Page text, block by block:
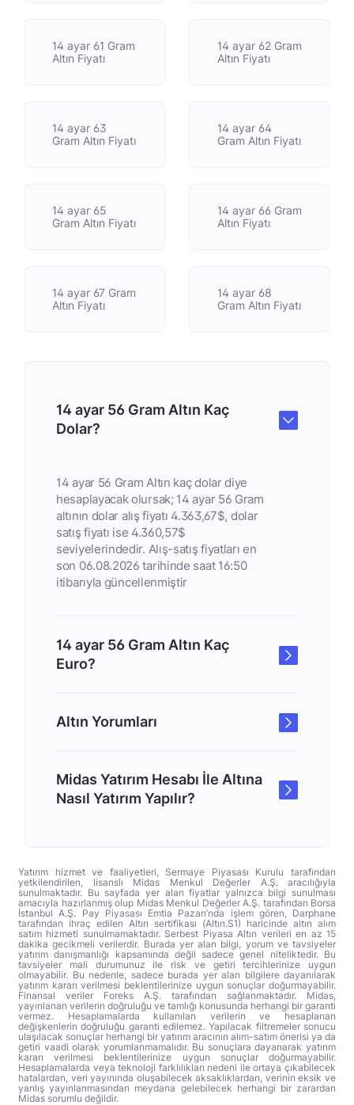
14 ayar 61 Gram
Altın Fiyatı
14 ayar 62 Gram
Altın Fiyatı
14 ayar 63
Gram Altın Fiyatı
14 ayar 64
Gram Altın Fiyatı
14 ayar 65
Gram Altın Fiyatı
14 ayar 66 Gram
Altın Fiyatı
14 ayar 67 Gram
Altın Fiyatı
14 ayar 68
Gram Altın Fiyatı
14 ayar 56 Gram Altın Kaç
Dolar?
14 ayar 56 Gram Altın kaç dolar diye
hesaplayacak olursak; 14 ayar 56 Gram
altının dolar alış fiyatı 4.363,67$, dolar
satış fiyatı ise 4.360,57$
seviyelerindedir. Alış-satış fiyatları en
son 06.08.2026 tarihinde saat 16:50
itibarıyla güncellenmiştir
14 ayar 56 Gram Altın Kaç
Euro?
Altın Yorumları
Midas Yatırım Hesabı İle Altına
Nasıl Yatırım Yapılır?
Yatırım hizmet ve faaliyetleri, Sermaye Piyasası Kurulu tarafından
yetkilendirilen, lisanslı Midas Menkul Değerler A.Ş. aracılığıyla
sunulmaktadır. Bu sayfada yer alan fiyatlar yalnızca bilgi sunulması
amacıyla hazırlanmış olup Midas Menkul Değerler A.Ş. tarafından Borsa
İstanbul A.Ş. Pay Piyasası Emtia Pazarı’nda işlem gören, Darphane
tarafından ihraç edilen Altın sertifikası (Altın.S1) haricinde altın alım
satım hizmeti sunulmamaktadır. Serbest Piyasa Altın verileri en az 15
dakika gecikmeli verilerdir. Burada yer alan bilgi, yorum ve tavsiyeler
yatırım danışmanlığı kapsamında değil sadece genel niteliktedir. Bu
tavsiyeler mali durumunuz ile risk ve getiri tercihlerinize uygun
olmayabilir. Bu nedenle, sadece burada yer alan bilgilere dayanılarak
yatırım kararı verilmesi beklentilerinize uygun sonuçlar doğurmayabilir.
Finansal veriler Foreks A.Ş. tarafından sağlanmaktadır. Midas,
yayınlanan verilerin doğruluğu ve tamlığı konusunda herhangi bir garanti
vermez. Hesaplamalarda kullanılan verilerin ve hesaplanan
değişkenlerin doğruluğu garanti edilemez. Yapılacak filtremeler sonucu
ulaşılacak sonuçlar herhangi bir yatırım aracının alım-satım önerisi ya da
getiri vaadi olarak yorumlanmamalıdır. Bu sonuçlara dayanarak yatırım
kararı verilmesi beklentilerinize uygun sonuçlar doğurmayabilir.
Hesaplamalarda veya teknoloji farklılıkları nedeni ile ortaya çıkabilecek
hatalardan, veri yayınında oluşabilecek aksaklıklardan, verinin eksik ve
yanlış yayınlanmasından meydana gelebilecek herhangi bir zarardan
Midas sorumlu değildir.